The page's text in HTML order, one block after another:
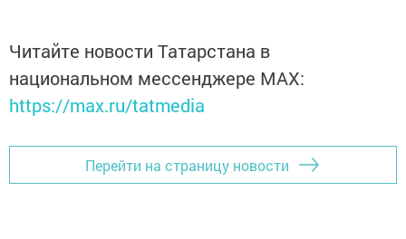
Читайте новости Татарстана в
национальном мессенджере MАХ:
https://max.ru/tatmedia
Перейти на страницу новости